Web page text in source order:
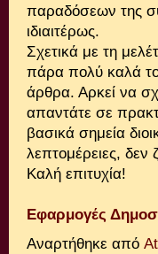
παραδόσεων της
ιδιαιτέρως.
Σχετικά με τη
πάρα πολύ καλά το
άρθρα. Αρκεί να
απαντάτε σε
βασικά σημεία
λεπτομέρειες, δεν
Καλή επιτυχία!
Εφαρμογές
Αναρτήθηκε από